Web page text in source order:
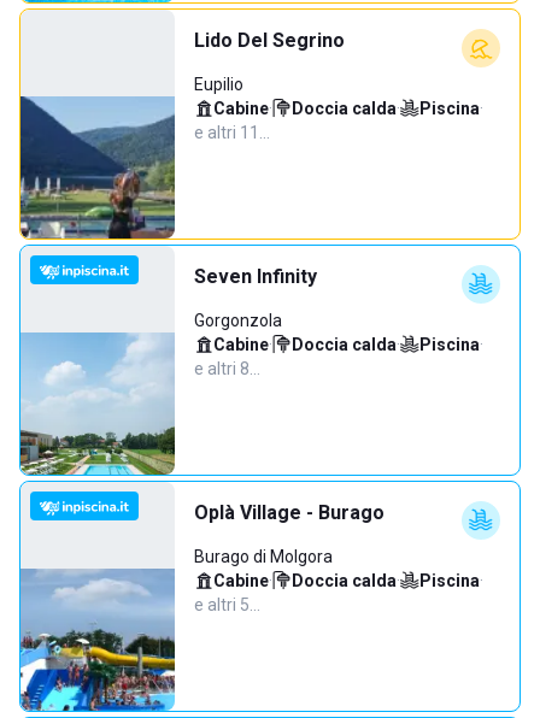
Lido Del Segrino
Eupilio
Cabine· Doccia calda· Piscina·
e altri 11…
Seven Infinity
Gorgonzola
Cabine· Doccia calda· Piscina·
e altri 8…
Oplà Village - Burago
Burago di Molgora
Cabine· Doccia calda· Piscina·
e altri 5…